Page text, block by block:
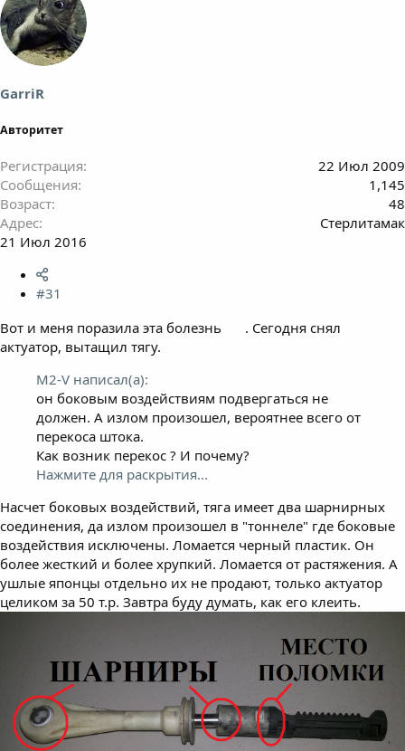
GarriR
Авторитет
Регистрация
22 Июл 2009
Сообщения
1,145
Возраст
48
Адрес
Стерлитамак
21 Июл 2016
#31
Вот и меня поразила эта болезнь
. Сегодня снял
актуатор, вытащил тягу.
M2-V написал(а):
он боковым воздействиям подвергаться не
должен. А излом произошел, вероятнее всего от
перекоса штока.
Как возник перекос ? И почему?
Нажмите для раскрытия...
Насчет боковых воздействий, тяга имеет два шарнирных
соединения, да излом произошел в "тоннеле" где боковые
воздействия исключены. Ломается черный пластик. Он
более жесткий и более хрупкий. Ломается от растяжения. А
ушлые японцы отдельно их не продают, только актуатор
целиком за 50 т.р. Завтра буду думать, как его клеить.